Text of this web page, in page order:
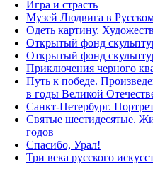
Игра и страсть
Музей Людвига в
Одеть картину.
Открытый фонд
Открытый фонд
Приключения черного
Путь к победе.
в годы Великой
Санкт-Петербург.
Святые шестидесятые.
годов
Спасибо, Урал!
Три века русского